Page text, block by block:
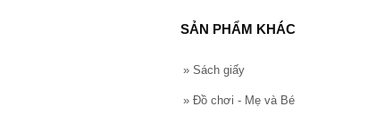
SẢN PHẨM KHÁC
» Sách giấy
» Đồ chơi - Mẹ và Bé